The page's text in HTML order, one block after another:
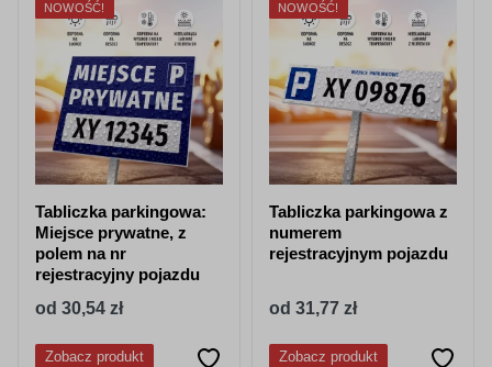
NOWOŚĆ!
Tabliczka parkingowa:
Miejsce prywatne, z
polem na nr
rejestracyjny pojazdu
od 30,54 zł
Zobacz produkt
NOWOŚĆ!
Tabliczka parkingowa z
numerem
rejestracyjnym pojazdu
od 31,77 zł
Zobacz produkt